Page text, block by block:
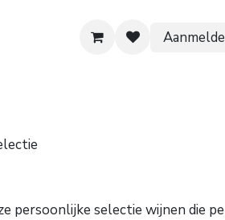
persoonlijke selectie wijnen die